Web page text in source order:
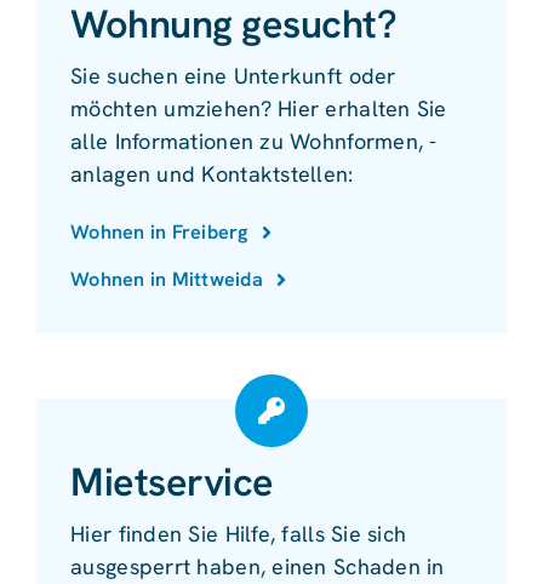
Wohnung gesucht?
Sie suchen eine Unterkunft oder
möchten umziehen? Hier erhalten Sie
alle Informationen zu Wohnformen, -
anlagen und Kontaktstellen:
Wohnen in Freiberg
Wohnen in Mittweida
Mietservice
Hier finden Sie Hilfe, falls Sie sich
ausgesperrt haben, einen Schaden in